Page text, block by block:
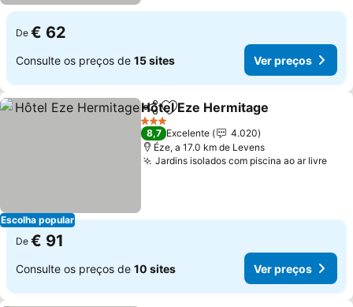
De € 62
Consulte os preços de 15 sites Ver preços
Escolha popular
PartilharAdicionar aos favoritos
Hôtel Eze Hermitage
3 Estrelas
8,7 Excelente
4.020
Éze, a 17.0 km de Levens
Jardins isolados com piscina ao ar livreVer
De € 91
Consulte os preços de 10 sites Ver preços